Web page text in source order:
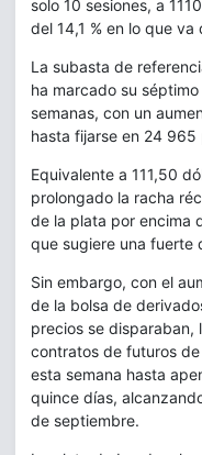
solo 10 sesiones, a
del 14,1 % en lo que va
La subasta de
ha marcado su
semanas, con un
hasta fijarse en 24 965
Equivalente a 111,50
prolongado la racha
de la plata por encima
que sugiere una fuerte
Sin embargo, con el
de la bolsa de
precios se disparaban,
contratos de futuros
esta semana hasta
quince días,
de septiembre.